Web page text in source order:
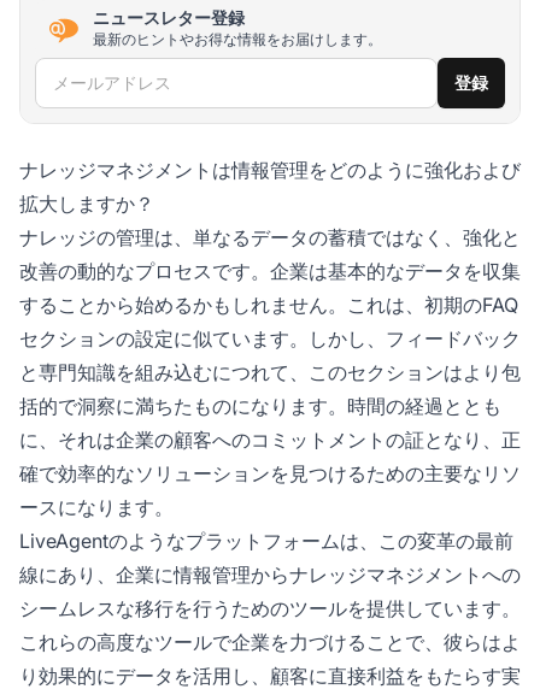
ニュースレター登録
最新のヒントやお得な情報をお届けします。
メールアドレス 登録
ナレッジマネジメントは情報管理をどのように強化および
拡大しますか？
ナレッジの管理は、単なるデータの蓄積ではなく、強化と
改善の動的なプロセスです。企業は基本的なデータを収集
することから始めるかもしれません。これは、初期のFAQ
セクションの設定に似ています。しかし、フィードバック
と専門知識を組み込むにつれて、このセクションはより包
括的で洞察に満ちたものになります。時間の経過ととも
に、それは企業の顧客へのコミットメントの証となり、正
確で効率的なソリューションを見つけるための主要なリソ
ースになります。
LiveAgentのようなプラットフォームは、この変革の最前
線にあり、企業に情報管理からナレッジマネジメントへの
シームレスな移行を行うためのツールを提供しています。
これらの高度なツールで企業を力づけることで、彼らはよ
り効果的にデータを活用し、顧客に直接利益をもたらす実